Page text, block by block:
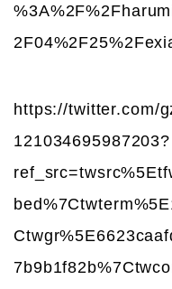
https://twitter.com/
121034695987203?